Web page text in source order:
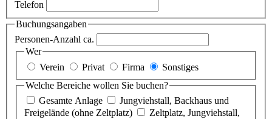
Telefon
Buchungsangaben
Personen-Anzahl ca.
Wer
Verein
Privat Firma
Sonstiges
Welche Bereiche wollen Sie buchen?
Gesamte Anlage
Jungviehstall, Backhaus und
Freigelände (ohne Zeltplatz)
Zeltplatz, Jungviehstall,